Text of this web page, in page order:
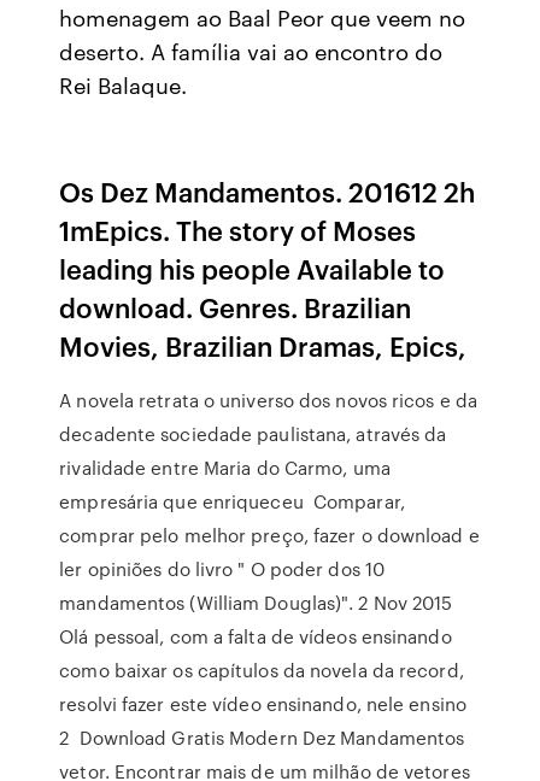
homenagem ao Baal Peor que veem no
deserto. A família vai ao encontro do
Rei Balaque.
Os Dez Mandamentos. 201612 2h
1mEpics. The story of Moses
leading his people Available to
download. Genres. Brazilian
Movies, Brazilian Dramas, Epics,
A novela retrata o universo dos novos ricos e da
decadente sociedade paulistana, através da
rivalidade entre Maria do Carmo, uma
empresária que enriqueceu Comparar,
comprar pelo melhor preço, fazer o download e
ler opiniões do livro " O poder dos 10
mandamentos (William Douglas)". 2 Nov 2015
Olá pessoal, com a falta de vídeos ensinando
como baixar os capítulos da novela da record,
resolvi fazer este vídeo ensinando, nele ensino
2 Download Gratis Modern Dez Mandamentos
vetor. Encontrar mais de um milhão de vetores